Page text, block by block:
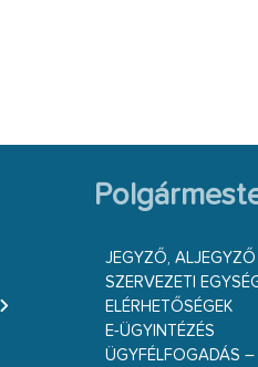
JEGYZŐ, ALJEGYZŐ
SZERVEZETI
ELÉRHETŐSÉGEK
E-ÜGYINTÉZÉS
ÜGYFÉLFOGADÁS –